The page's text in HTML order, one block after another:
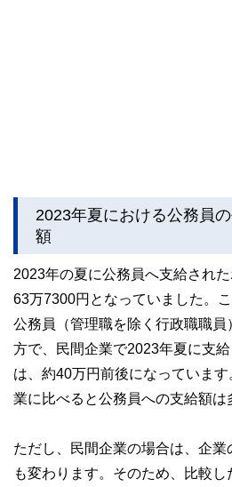
2023年夏における公務員
額
2023年の夏に公務員へ支給された
63万7300円となっていました。
公務員（管理職を除く行政職職
方で、民間企業で2023年夏に支
は、約40万円前後になっていま
業に比べると公務員への支給額は
ただし、民間企業の場合は、企
も変わります。そのため、比較